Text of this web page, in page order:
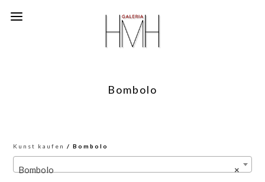
Bombolo
Kunst kaufen / Bombolo
×
Bombolo